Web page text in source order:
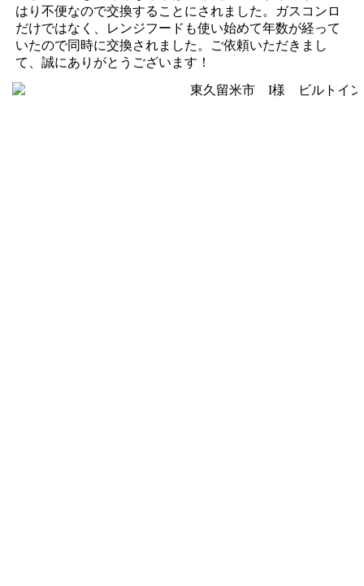
はり不便なので交換することにされました。ガスコンロ
だけではなく、レンジフードも使い始めて年数が経って
いたので同時に交換されました。ご依頼いただきまし
て、誠にありがとうございます！